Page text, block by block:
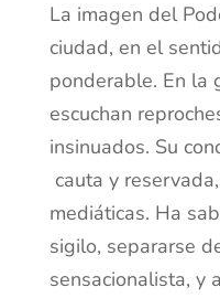
La imagen del
ciudad, en el
ponderable. En la
escuchan
insinuados. Su
cauta y
mediáticas. Ha
sigilo, separarse
sensacionalista, y